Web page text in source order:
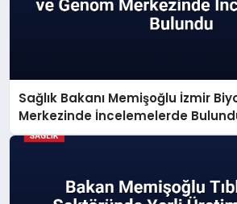
Sağlık Bakanı Memişoğlu İzmir
Merkezinde İncelemelerde